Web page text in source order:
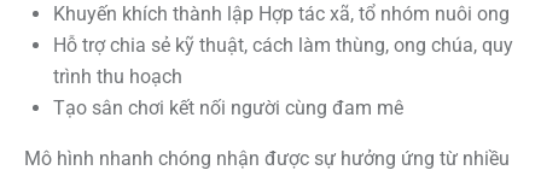
Khuyến khích thành lập Hợp tác xã, tổ nhóm nuôi ong
Hỗ trợ chia sẻ kỹ thuật, cách làm thùng, ong chúa, quy
trình thu hoạch
Tạo sân chơi kết nối người cùng đam mê
Mô hình nhanh chóng nhận được sự hưởng ứng từ nhiều